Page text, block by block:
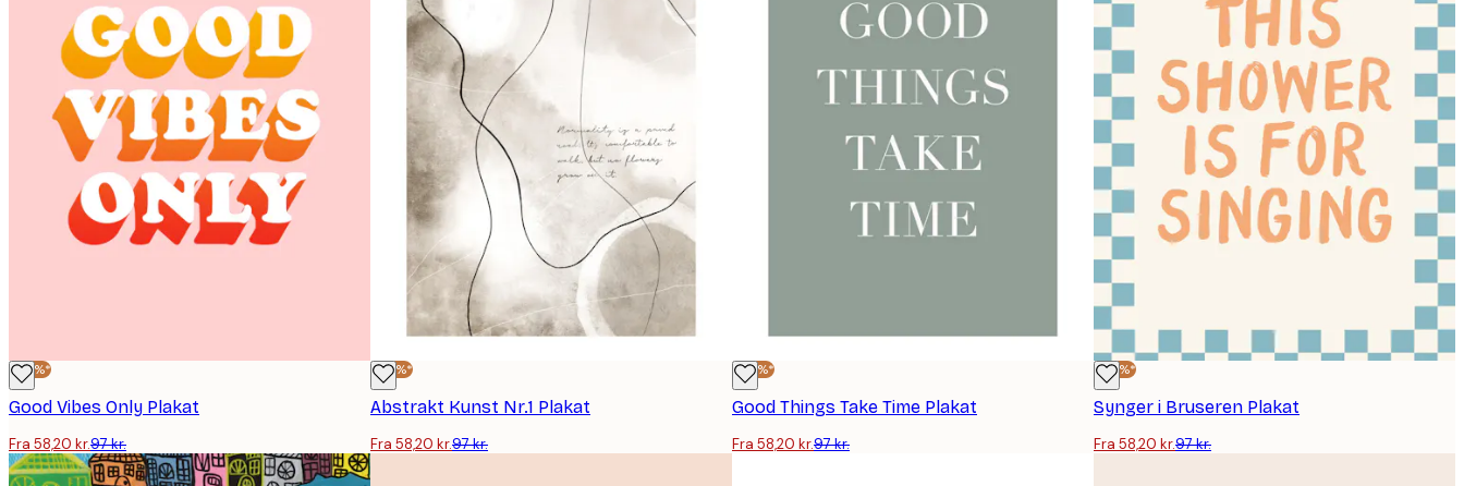
-40%*
Good Vibes Only Plakat
Fra 58,20 kr.97 kr.
-40%*
Abstrakt Kunst Nr.1 Plakat
Fra 58,20 kr.97 kr.
-40%*
Good Things Take Time Plakat
Fra 58,20 kr.97 kr.
-40%*
Synger i Bruseren Plakat
Fra 58,20 kr.97 kr.